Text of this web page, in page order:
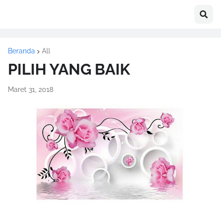
Beranda All
PILIH YANG BAIK
Maret 31, 2018